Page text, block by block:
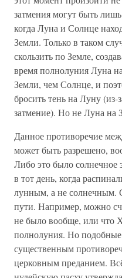
затмения могут быть
когда Луна и Солнце
Земли. Только в таком
скользить по Земле,
время полнолуния Луна
Земли, чем Солнце, и
бросить тень на Луну (из-
затмение). Но не Луна на
Данное противоречие
может быть разрешено,
Либо это было солнечное
в тот день, когда
лунным, а не солнечным.
пути. Например, можно
не было вообще, или что
полнолуния. Но
существенным
церковным преданием.